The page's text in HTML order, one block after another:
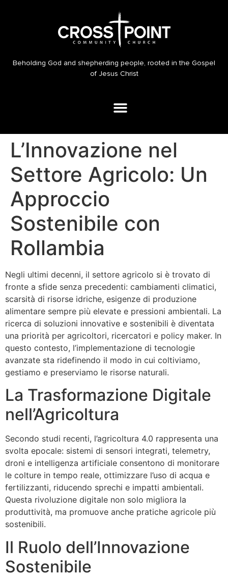
Beholding God and shepherding people, rooted in the Gospel
of Jesus Christ
L’Innovazione nel
Settore Agricolo: Un
Approccio
Sostenibile con
Rollambia
Negli ultimi decenni, il settore agricolo si è trovato di
fronte a sfide senza precedenti: cambiamenti climatici,
scarsità di risorse idriche, esigenze di produzione
alimentare sempre più elevate e pressioni ambientali. La
ricerca di soluzioni innovative e sostenibili è diventata
una priorità per agricoltori, ricercatori e policy maker. In
questo contesto, l’implementazione di tecnologie
avanzate sta ridefinendo il modo in cui coltiviamo,
gestiamo e preserviamo le risorse naturali.
La Trasformazione Digitale
nell’Agricoltura
Secondo studi recenti, l’agricoltura 4.0 rappresenta una
svolta epocale: sistemi di sensori integrati, telemetry,
droni e intelligenza artificiale consentono di monitorare
le colture in tempo reale, ottimizzare l’uso di acqua e
fertilizzanti, riducendo sprechi e impatti ambientali.
Questa rivoluzione digitale non solo migliora la
produttività, ma promuove anche pratiche agricole più
sostenibili.
Il Ruolo dell’Innovazione
Sostenibile